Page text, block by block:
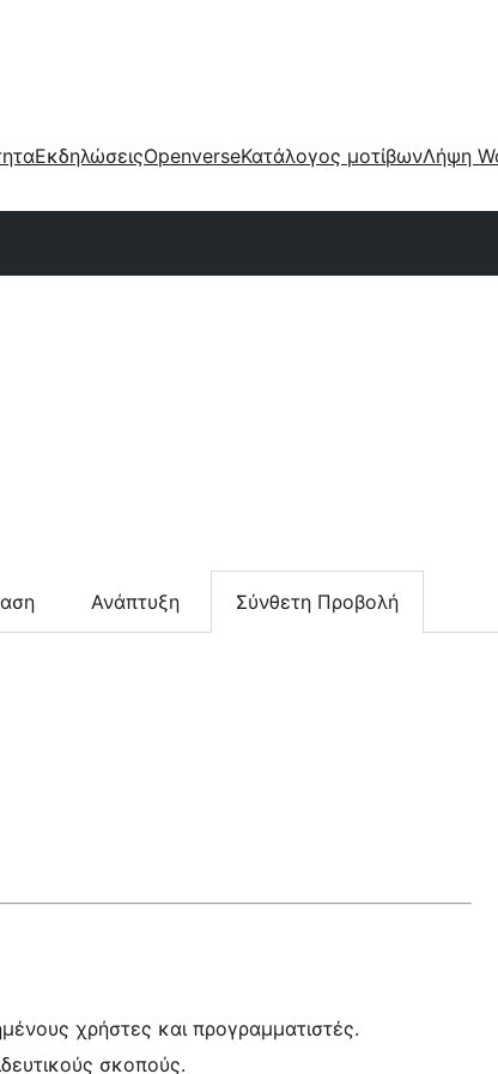
ΕκδηλώσειςOpenverseΚατάλογος μοτίβωνΛήψη
Ανάπτυξη Σύνθετη Προβολή
χρήστες και προγραμματιστές.
σκοπούς.